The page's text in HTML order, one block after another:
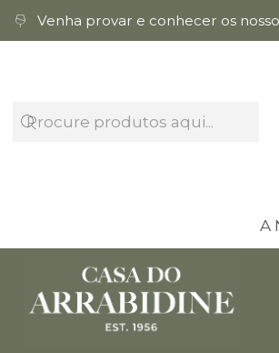
A
Venha provar e conhecer os